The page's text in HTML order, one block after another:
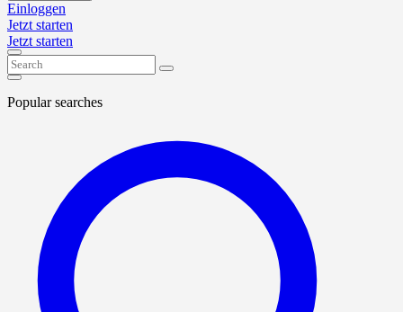
Einloggen
Jetzt starten
Jetzt starten
Popular searches